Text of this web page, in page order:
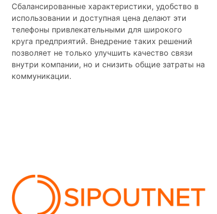
Сбалансированные характеристики, удобство в
использовании и доступная цена делают эти
телефоны привлекательными для широкого
круга предприятий. Внедрение таких решений
позволяет не только улучшить качество связи
внутри компании, но и снизить общие затраты на
коммуникации.